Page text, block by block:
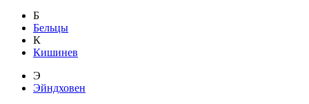
Б
Бельцы
К
Кишинев
Э
Эйндховен